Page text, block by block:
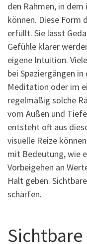
den Rahmen, in
können. Diese Form
erfüllt. Sie lässt
Gefühle klarer
eigene Intuition.
bei Spaziergängen
Meditation oder im
regelmäßig solche
vom Außen und
entsteht oft aus
visuelle Reize
mit Bedeutung, wie
Vorbeigehen an
Halt geben.
schärfen.